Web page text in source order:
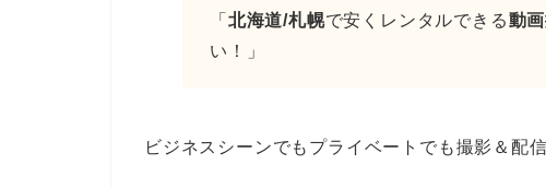
「 北海道/札幌で安くレンタルできる動
い！」
ビジネスシーンでもプライベートでも撮影＆配